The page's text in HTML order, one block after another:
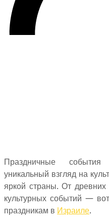
Праздничные
уникальный взгляд на
яркой страны. От
культурных событий —
праздникам в Израиле.